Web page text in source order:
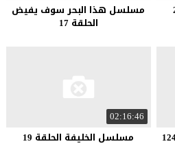
مسلسل هذا البحر سوف يفيض
الحلقة 17
02:16:46
مسلسل الخليفة الحلقة 19